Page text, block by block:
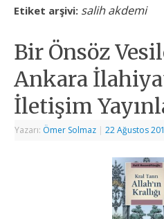
Etiket arşivi: salih akdemi
Bir Önsöz
Ankara
İletişim
Yazarı: Ömer Solmaz | 22 Ağustos